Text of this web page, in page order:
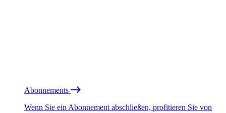
Abonnements
Wenn Sie ein Abonnement abschließen, profitieren Sie von